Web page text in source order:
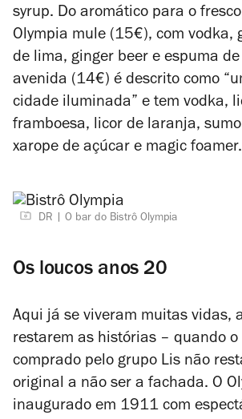
syrup. Do aromático para o
Olympia mule (15€), com vodka,
de lima, ginger beer e espuma
avenida (14€) é descrito como
cidade iluminada” e tem vodka,
framboesa, licor de laranja,
xarope de açúcar e magic foamer.
DR O bar do Bistrô Olympia
Os loucos anos 20
Aqui já se viveram muitas vidas,
restarem as histórias – quando o
comprado pelo grupo Lis não
original a não ser a fachada. O
inaugurado em 1911 com